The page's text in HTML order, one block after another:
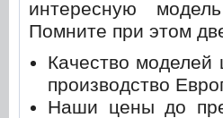
интересную
Помните при этом
Качество моделей
производство
Наши цены до